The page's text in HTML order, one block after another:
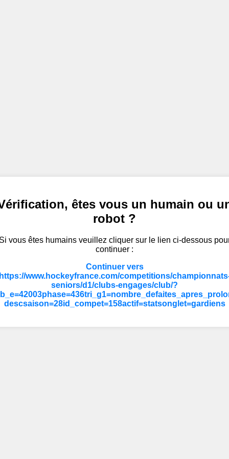
êtes vous un humain ou
robot ?
vous êtes humains veuillez cliquer sur le lien ci-dessous
continuer :
Continuer vers
www.hockeyfrance.com/competitions/
seniors/d1/clubs-engages/club/?
descsaison=28id_compet=158actif=statsonglet=gardiens